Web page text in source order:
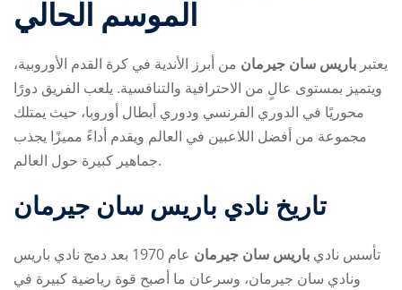
الموسم الحالي
يعتبر باريس سان جيرمان من أبرز الأندية في كرة القدم الأوروبية،
ويتميز بمستوى عالٍ من الاحترافية والتنافسية. يلعب الفريق دورًا
محوريًا في الدوري الفرنسي ودوري أبطال أوروبا، حيث يمتلك
مجموعة من أفضل اللاعبين في العالم ويقدم أداءً مميزًا يجذب
جماهير كبيرة حول العالم.
تاريخ نادي باريس سان جيرمان
تأسس نادي باريس سان جيرمان
عام 1970 بعد دمج نادي باريس
ونادي سان جيرمان، وسرعان ما أصبح قوة رياضية كبيرة في